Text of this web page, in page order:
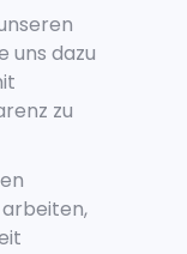
uns dazu
zu